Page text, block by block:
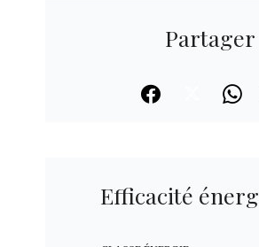
Partager
Efficacité